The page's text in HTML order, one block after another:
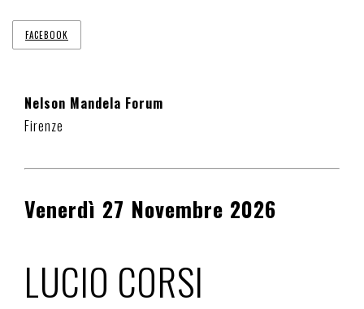
FACEBOOK
Nelson Mandela Forum
Firenze
Venerdì 27 Novembre 2026
LUCIO CORSI